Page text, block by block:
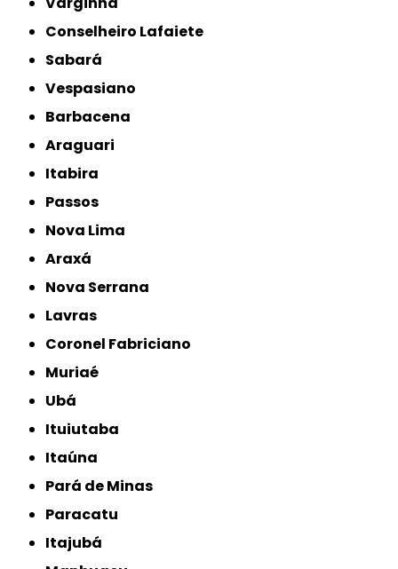
Conselheiro Lafaiete
Sabará
Vespasiano
Barbacena
Araguari
Itabira
Passos
Nova Lima
Araxá
Nova Serrana
Lavras
Coronel Fabriciano
Muriaé
Ubá
Ituiutaba
Itaúna
Pará de Minas
Paracatu
Itajubá